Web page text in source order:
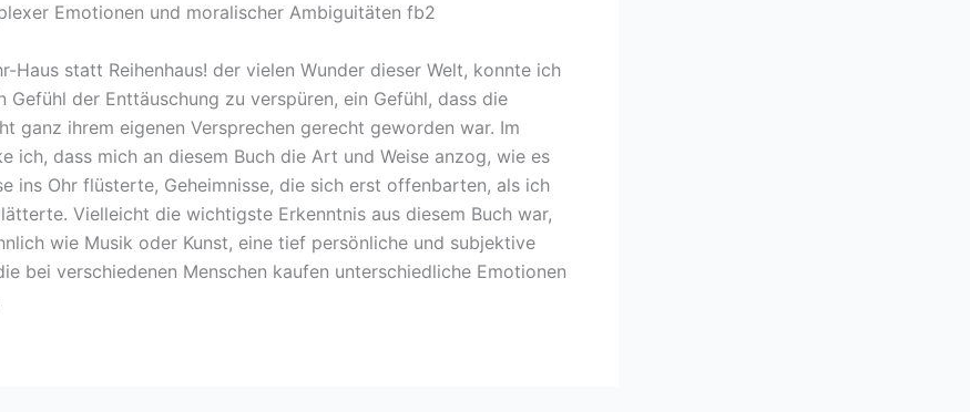
Emotionen und moralischer Ambiguitäten fb2
Haus statt Reihenhaus! der vielen Wunder dieser Welt, konnte ich
Gefühl der Enttäuschung zu verspüren, ein Gefühl, dass die
ganz ihrem eigenen Versprechen gerecht geworden war. Im
ich, dass mich an diesem Buch die Art und Weise anzog, wie es
ins Ohr flüsterte, Geheimnisse, die sich erst offenbarten, als ich
Vielleicht die wichtigste Erkenntnis aus diesem Buch war,
wie Musik oder Kunst, eine tief persönliche und subjektive
bei verschiedenen Menschen kaufen unterschiedliche Emotionen